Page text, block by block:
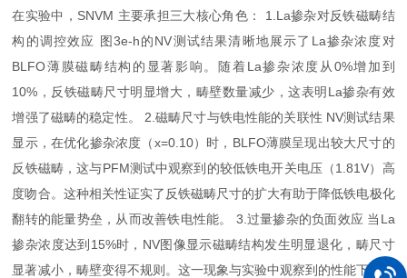
在实验中，SNVM 主要承担三大核心角色： 1.La掺杂对反铁磁畴结
构的调控效应 图3e-h的NV测试结果清晰地展示了La掺杂浓度对
BLFO薄膜磁畴结构的显著影响。随着La掺杂浓度从0%增加到
10%，反铁磁畴尺寸明显增大，畴壁数量减少，这表明La掺杂有效
增强了磁畴的稳定性。 2.磁畴尺寸与铁电性能的关联性 NV测试结果
显示，在优化掺杂浓度（x=0.10）时，BLFO薄膜呈现出较大尺寸的
反铁磁畴，这与PFM测试中观察到的较低铁电开关电压（1.81V）高
度吻合。这种相关性证实了反铁磁畴尺寸的扩大有助于降低铁电极化
翻转的能量势垒，从而改善铁电性能。 3.过量掺杂的负面效应 当La
掺杂浓度达到15%时，NV图像显示磁畴结构发生明显退化，畴尺寸
显著减小，畴壁变得不规则。这一现象与实验中观察到的性能下降相